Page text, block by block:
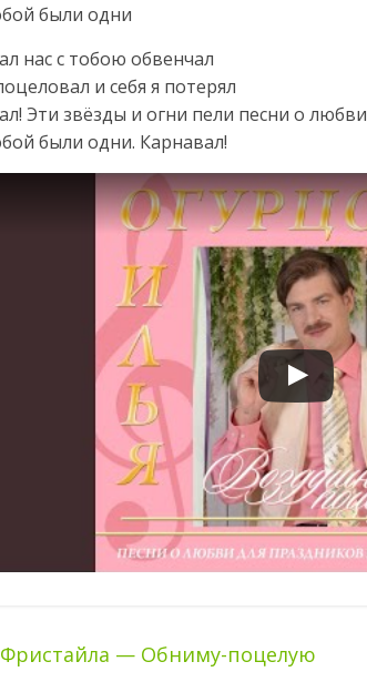
были одни
нас с тобою обвенчал
и себя я потерял
Эти звёзды и огни пели песни о любви
были одни. Карнавал!
— Обниму-поцелую